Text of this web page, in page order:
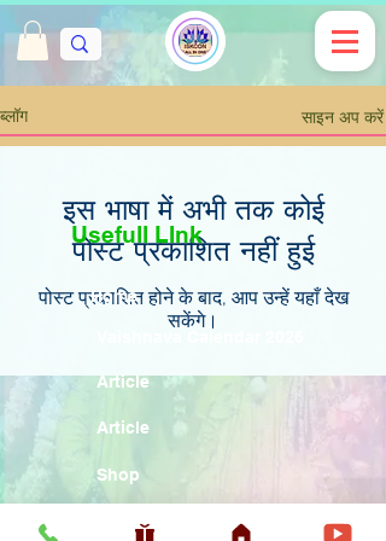
ब्लॉग साइन अप करें
इस भाषा में अभी तक कोई
पोस्ट प्रकाशित नहीं हुई
पोस्ट प्रकाशित होने के बाद, आप उन्हें यहाँ देख
सकेंगे।
Usefull LInk
Home
Article
Article
Shop